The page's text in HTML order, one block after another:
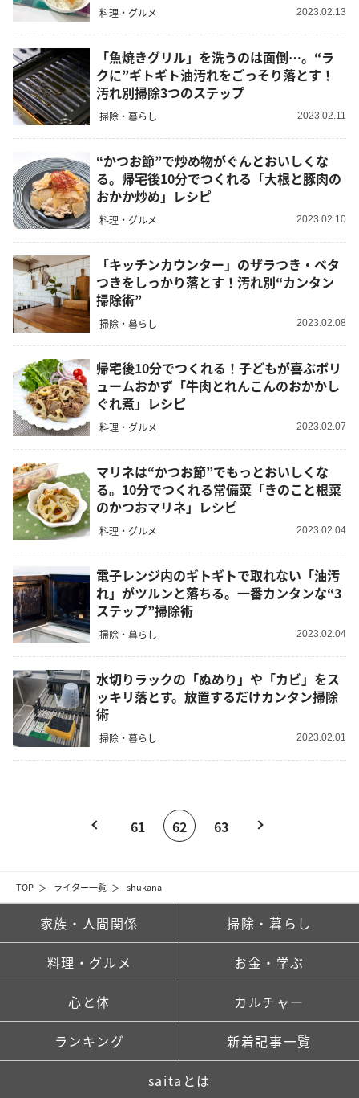
TOP ライター一覧 shukana
料理・グルメ 2023.02.13
「魚焼きグリル」を洗うのは面倒…。“ラ
クに”ギトギト油汚れをごっそり落とす！
汚れ別掃除3つのステップ
掃除・暮らし 2023.02.11
“かつお節”で炒め物がぐんとおいしくな
る。帰宅後10分でつくれる「大根と豚肉の
おかか炒め」レシピ
料理・グルメ 2023.02.10
「キッチンカウンター」のザラつき・ベタ
つきをしっかり落とす！汚れ別“カンタン
掃除術”
掃除・暮らし 2023.02.08
帰宅後10分でつくれる！子どもが喜ぶボリ
ュームおかず「牛肉とれんこんのおかかし
ぐれ煮」レシピ
料理・グルメ 2023.02.07
マリネは“かつお節”でもっとおいしくな
る。10分でつくれる常備菜「きのこと根菜
のかつおマリネ」レシピ
料理・グルメ 2023.02.04
電子レンジ内のギトギトで取れない「油汚
れ」がツルンと落ちる。一番カンタンな“3
ステップ”掃除術
掃除・暮らし 2023.02.04
水切りラックの「ぬめり」や「カビ」をス
ッキリ落とす。放置するだけカンタン掃除
術
掃除・暮らし 2023.02.01
61 62 63
家族・人間関係 掃除・暮らし
料理・グルメ お金・学ぶ
心と体 カルチャー
ランキング 新着記事一覧
saitaとは